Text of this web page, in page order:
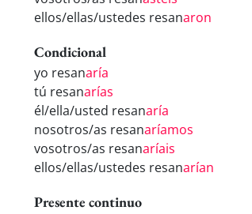
ellos/ellas/ustedes resanaron
Condicional
yo resanaría
tú resanarías
él/ella/usted resanaría
nosotros/as resanaríamos
vosotros/as resanaríais
ellos/ellas/ustedes resanarían
Presente continuo